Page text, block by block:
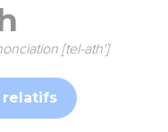
[tel-ath']
relatifs